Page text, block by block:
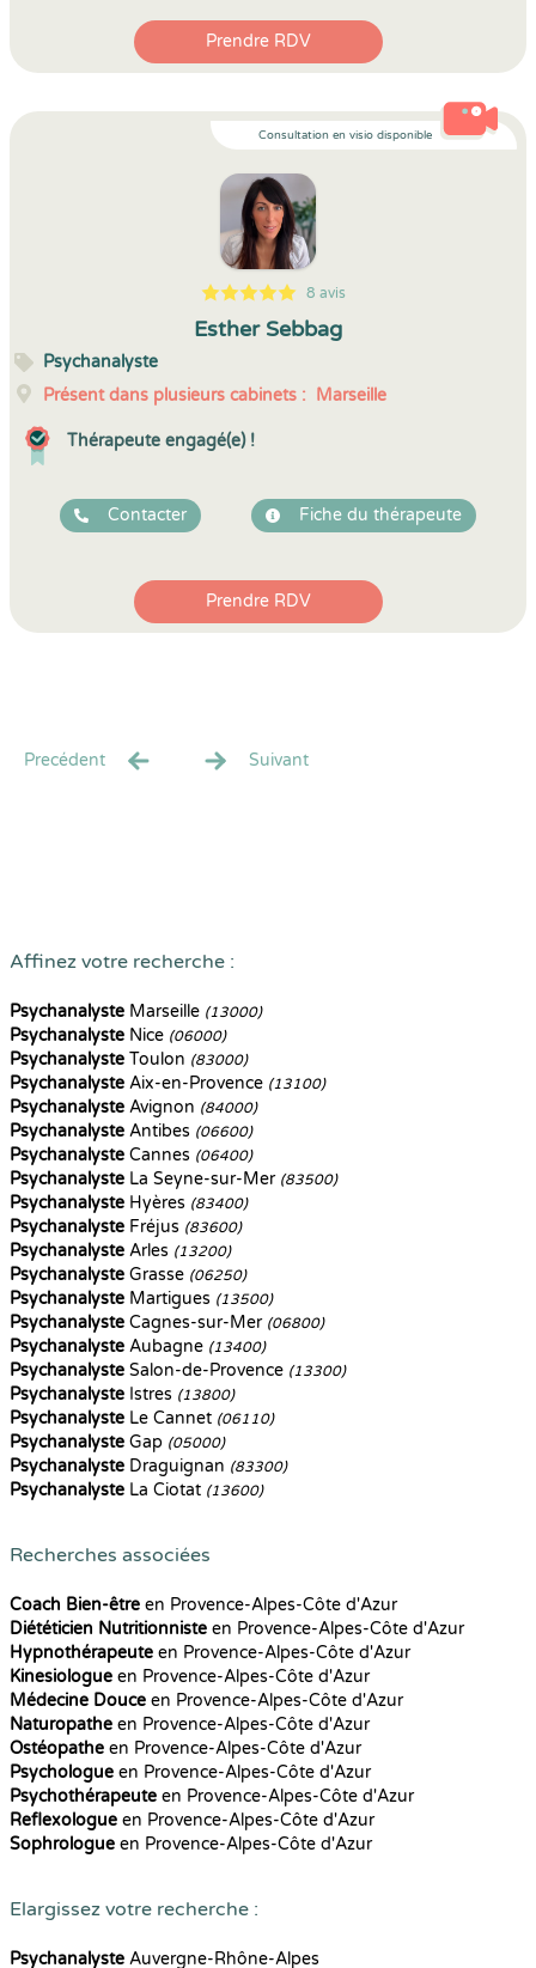
Prendre RDV
Consultation en visio disponible
5
1
5
8 8 avis
Esther Sebbag
Psychanalyste
Présent dans plusieurs cabinets : Marseille
Thérapeute engagé(e) !
Contacter Fiche du thérapeute
Prendre RDV
Precédent Suivant
Affinez votre recherche :
Psychanalyste Marseille (13000)
Psychanalyste Nice (06000)
Psychanalyste Toulon (83000)
Psychanalyste Aix-en-Provence (13100)
Psychanalyste Avignon (84000)
Psychanalyste Antibes (06600)
Psychanalyste Cannes (06400)
Psychanalyste La Seyne-sur-Mer (83500)
Psychanalyste Hyères (83400)
Psychanalyste Fréjus (83600)
Psychanalyste Arles (13200)
Psychanalyste Grasse (06250)
Psychanalyste Martigues (13500)
Psychanalyste Cagnes-sur-Mer (06800)
Psychanalyste Aubagne (13400)
Psychanalyste Salon-de-Provence (13300)
Psychanalyste Istres (13800)
Psychanalyste Le Cannet (06110)
Psychanalyste Gap (05000)
Psychanalyste Draguignan (83300)
Psychanalyste La Ciotat (13600)
Recherches associées
Coach Bien-être en Provence-Alpes-Côte d'Azur
Diététicien Nutritionniste en Provence-Alpes-Côte d'Azur
Hypnothérapeute en Provence-Alpes-Côte d'Azur
Kinesiologue en Provence-Alpes-Côte d'Azur
Médecine Douce en Provence-Alpes-Côte d'Azur
Naturopathe en Provence-Alpes-Côte d'Azur
Ostéopathe en Provence-Alpes-Côte d'Azur
Psychologue en Provence-Alpes-Côte d'Azur
Psychothérapeute en Provence-Alpes-Côte d'Azur
Reflexologue en Provence-Alpes-Côte d'Azur
Sophrologue en Provence-Alpes-Côte d'Azur
Elargissez votre recherche :
Psychanalyste Auvergne-Rhône-Alpes